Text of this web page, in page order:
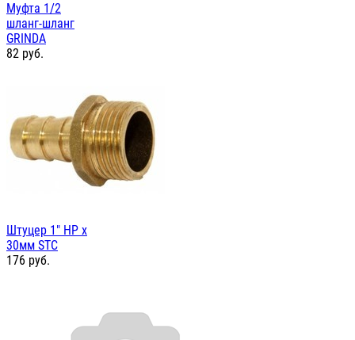
Муфта 1/2
шланг-шланг
GRINDA
82 руб.
Штуцер 1" НР х
30мм STC
176 руб.